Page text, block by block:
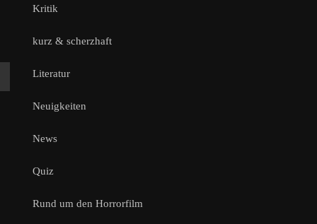
Kritik
kurz & scherzhaft
Literatur
Neuigkeiten
News
Quiz
Rund um den Horrorfilm